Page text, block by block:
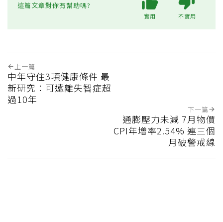
這篇文章對你有幫助嗎?
實用 不實用
上一篇
中年守住3項健康條件 最
新研究：可遠離失智症超
過10年
下一篇
通膨壓力未減 7月物價
CPI年增率2.54% 連三個
月破警戒線